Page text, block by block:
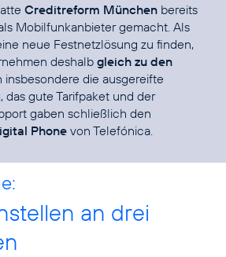
Creditreform München bereits
Mobilfunkanbieter gemacht. Als
neue Festnetzlösung zu finden,
deshalb gleich zu den
insbesondere die ausgereifte
das gute Tarifpaket und der
gaben schließlich den
Phone von Telefónica.
an drei